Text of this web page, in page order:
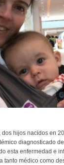
dos hijos nacidos en
diagnosticado
esta enfermedad e
tanto médico como